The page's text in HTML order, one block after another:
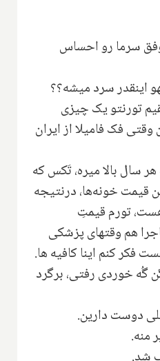
سرما رو احساس
اینقدر سرد میشه؟؟
تورنتو یک چیزی
فک فامیلا از ایران
سال بالا میره، تَکس که
قیمت خونه‌ها، درنتیجه
تورم قیمتِ
هم وقتهای پزشکی
کنم اینا کافیه ها.
گُه خوردی رفتی، برگرد
دوست دارین.
منه.